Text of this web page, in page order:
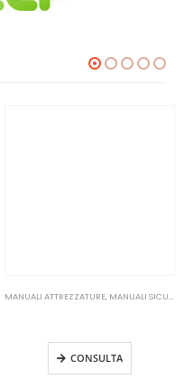
MANUALI ATTREZZATURE,MANUALI SICUREZZA SUL LAVORO
CONSULTA